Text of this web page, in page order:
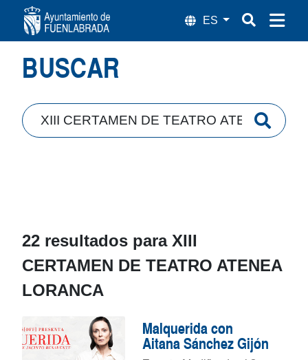
Búsqueda
BUSCAR
22 resultados para XIII
CERTAMEN DE TEATRO ATENEA
LORANCA
Malquerida con
Aitana Sánchez Gijón